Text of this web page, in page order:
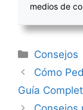
medios de
Categorías
Consejos
Navegación
de
Cómo
Guía